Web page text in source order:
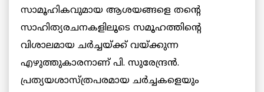
സാമൂഹികവുമായ ആശയങ്ങളെ തന്റെ
സാഹിത്യരചനകളിലൂടെ സമൂഹത്തിന്റെ
വിശാലമായ ചർച്ചയ്ക്ക് വയ്ക്കുന്ന
എഴുത്തുകാരനാണ് പി. സുരേന്ദ്രന്‍.
പ്രത്യയശാസ്ത്രപരമായ ചർച്ചകളെയും